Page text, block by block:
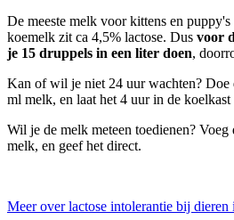
De meeste melk voor kittens en
koemelk zit ca 4,5% lactose. Dus voor
je 15 druppels in een liter doen,
Kan of wil je niet 24 uur wachten? Doe
ml melk, en laat het 4 uur in de koelkast
Wil je de melk meteen toedienen?
melk, en geef het direct.
Meer over lactose intolerantie bij dieren